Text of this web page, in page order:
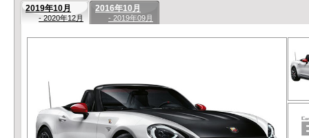
2019年10月
- 2020年12月
2016年10月
- 2019年09月